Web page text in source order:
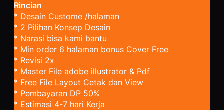
Rincian
* Desain Custome /halaman
* 2 Pilihan Konsep Desain
* Narasi bisa kami bantu
* Min order 6 halaman bonus Cover Free
* Revisi 2x
* Master File adobe illustrator & Pdf
* Free File Layout Cetak dan View
* Pembayaran DP 50%
* Estimasi 4-7 hari Kerja